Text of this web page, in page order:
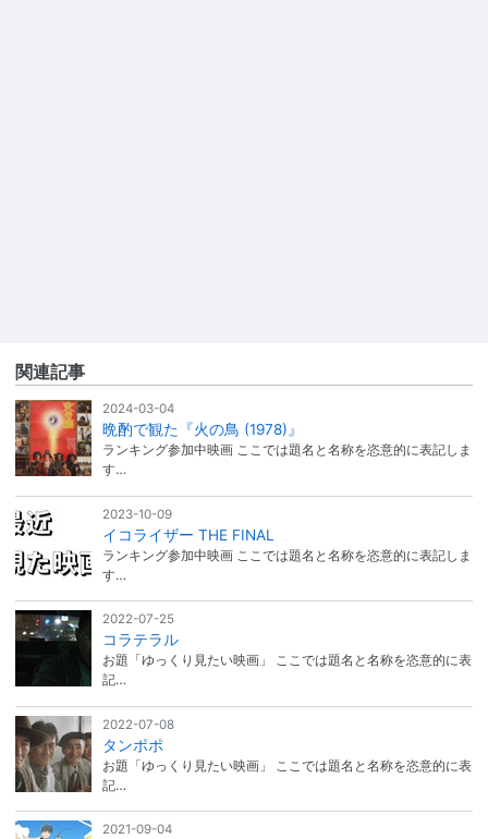
関連記事
2024-03-04
晩酌で観た『火の鳥 (1978)』
ランキング参加中映画 ここでは題名と名称を恣意的に表記しま
す…
2023-10-09
イコライザー THE FINAL
ランキング参加中映画 ここでは題名と名称を恣意的に表記しま
す…
2022-07-25
コラテラル
お題「ゆっくり見たい映画」 ここでは題名と名称を恣意的に表
記…
2022-07-08
タンポポ
お題「ゆっくり見たい映画」 ここでは題名と名称を恣意的に表
記…
2021-09-04